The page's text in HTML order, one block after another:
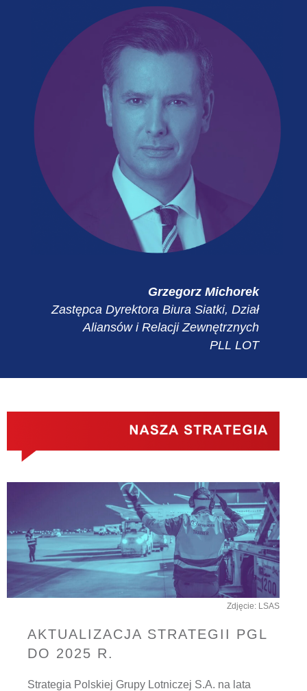
Grzegorz Michorek
Zastępca Dyrektora Biura Siatki, Dział
Aliansów i Relacji Zewnętrznych
PLL LOT
Zdjęcie: LSAS
AKTUALIZACJA STRATEGII PGL
DO 2025 R.
Strategia Polskiej Grupy Lotniczej S.A. na lata